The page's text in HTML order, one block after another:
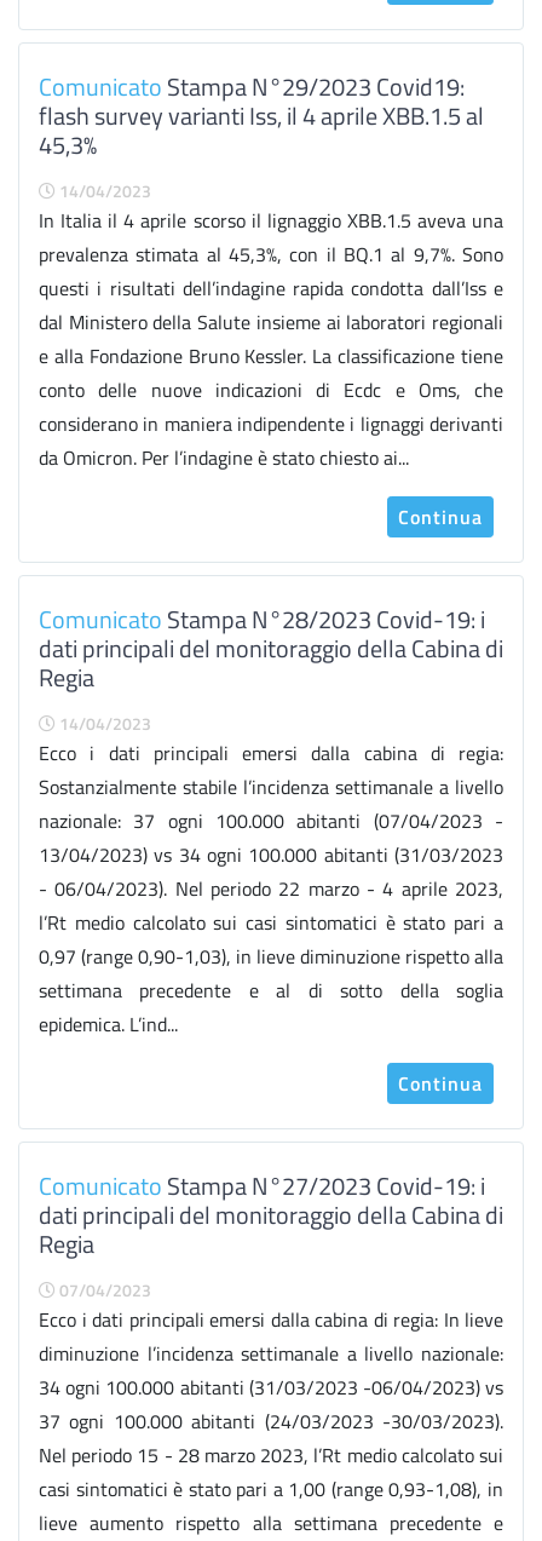
ComunicatoStampa N°29/2023 Covid19:
flash survey varianti Iss, il 4 aprile XBB.1.5 al
45,3%
14/04/2023
In Italia il 4 aprile scorso il lignaggio XBB.1.5 aveva una
prevalenza stimata al 45,3%, con il BQ.1 al 9,7%. Sono
questi i risultati dell’indagine rapida condotta dall’Iss e
dal Ministero della Salute insieme ai laboratori regionali
e alla Fondazione Bruno Kessler. La classificazione tiene
conto delle nuove indicazioni di Ecdc e Oms, che
considerano in maniera indipendente i lignaggi derivanti
da Omicron. Per l’indagine è stato chiesto ai...
Continua
ComunicatoStampa N°28/2023 Covid-19: i
dati principali del monitoraggio della Cabina di
Regia
14/04/2023
Ecco i dati principali emersi dalla cabina di regia:
Sostanzialmente stabile l’incidenza settimanale a livello
nazionale: 37 ogni 100.000 abitanti (07/04/2023 -
13/04/2023) vs 34 ogni 100.000 abitanti (31/03/2023
- 06/04/2023). Nel periodo 22 marzo - 4 aprile 2023,
l’Rt medio calcolato sui casi sintomatici è stato pari a
0,97 (range 0,90-1,03), in lieve diminuzione rispetto alla
settimana precedente e al di sotto della soglia
epidemica. L’ind...
Continua
ComunicatoStampa N°27/2023 Covid-19: i
dati principali del monitoraggio della Cabina di
Regia
07/04/2023
Ecco i dati principali emersi dalla cabina di regia: In lieve
diminuzione l’incidenza settimanale a livello nazionale:
34 ogni 100.000 abitanti (31/03/2023 -06/04/2023) vs
37 ogni 100.000 abitanti (24/03/2023 -30/03/2023).
Nel periodo 15 - 28 marzo 2023, l’Rt medio calcolato sui
casi sintomatici è stato pari a 1,00 (range 0,93-1,08), in
lieve aumento rispetto alla settimana precedente e